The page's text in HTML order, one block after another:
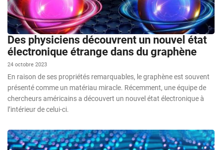
Des physiciens découvrent un nouvel état
électronique étrange dans du graphène
24 octobre 2023
En raison de ses propriétés remarquables, le graphène est souvent
présenté comme un matériau miracle. Récemment, une équipe de
chercheurs américains a découvert un nouvel état électronique à
l’intérieur de celui-ci.